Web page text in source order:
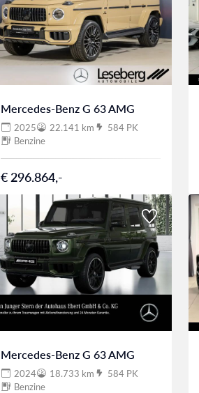
Mercedes-Benz G 63 AMG
2025 22.141 km
584 PK
Benzine
€ 296.864,-
Mercedes-Benz G 63 AMG
2024 18.733 km
584 PK
Benzine